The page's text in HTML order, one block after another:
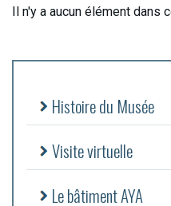
Il n'y a aucun élément dans
Histoire du Musée
Visite virtuelle
Le bâtiment AYA